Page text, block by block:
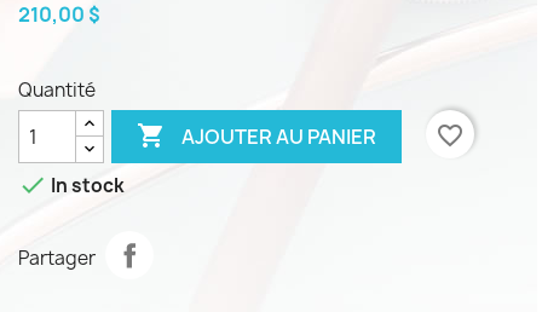
210,00 $
Quantité
 AJOUTER AU PANIER
favorite_border
 In stock
Partager